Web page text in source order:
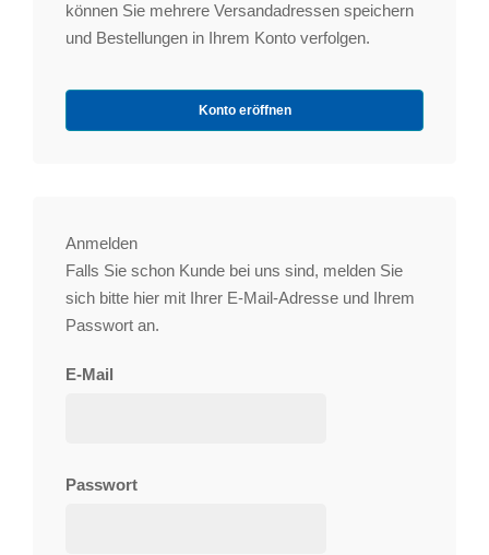
können Sie mehrere Versandadressen speichern
und Bestellungen in Ihrem Konto verfolgen.
Konto eröffnen
Anmelden
Falls Sie schon Kunde bei uns sind, melden Sie
sich bitte hier mit Ihrer E-Mail-Adresse und Ihrem
Passwort an.
E-Mail
Passwort